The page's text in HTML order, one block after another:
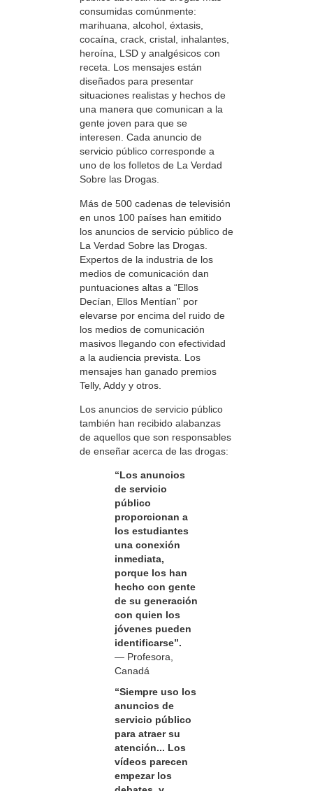
consumidas comúnmente:
marihuana, alcohol, éxtasis,
cocaína, crack, cristal, inhalantes,
heroína, LSD y analgésicos con
receta. Los mensajes están
diseñados para presentar
situaciones realistas y hechos de
una manera que comunican a la
gente joven para que se
interesen. Cada anuncio de
servicio público corresponde a
uno de los folletos de La Verdad
Sobre las Drogas.
Más de 500 cadenas de televisión
en unos 100 países han emitido
los anuncios de servicio público de
La Verdad Sobre las Drogas.
Expertos de la industria de los
medios de comunicación dan
puntuaciones altas a “Ellos
Decían, Ellos Mentían” por
elevarse por encima del ruido de
los medios de comunicación
masivos llegando con efectividad
a la audiencia prevista. Los
mensajes han ganado premios
Telly, Addy y otros.
Los anuncios de servicio público
también han recibido alabanzas
de aquellos que son responsables
de enseñar acerca de las drogas:
“Los anuncios
de servicio
público
proporcionan a
los estudiantes
una conexión
inmediata,
porque los han
hecho con gente
de su generación
con quien los
jóvenes pueden
identificarse”.
— Profesora,
Canadá
“Siempre uso los
anuncios de
servicio público
para atraer su
atención... Los
vídeos parecen
empezar los